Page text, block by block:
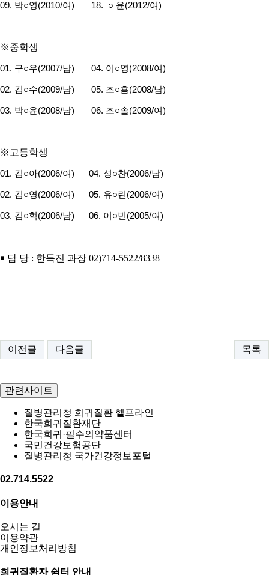
09. 박○영(2010/여) 18. ○ 윤(2012/여)
※중학생
01. 구○우(2007/남) 04. 이 ○영(2008/여)
02. 김○수(2009/남) 05. 조○흠(2008/남)
03. 박○윤(2008/남) 06. 조○솔(2009/여)
※ 고등학생
01. 김○아(2006/여) 04. 성○찬(2006/남)
02. 김○영(2006/여) 05. 유○린 (2006/여)
03. 김○혁(2006/남) 06. 이 ○빈 (2005/여)
￭ 담 당 : 한득진 과장 02)714-5522/8338
이전글 다음글 목록
관련사이트
질병관리청 희귀질환 헬프라인
한국희귀질환재단
한국희귀·필수의약품센터
국민건강보험공단
질병관리청 국가건강정보포털
02.714.5522
이용안내
오시는 길
이용약관
개인정보처리방침
희귀질환자 쉼터 안내